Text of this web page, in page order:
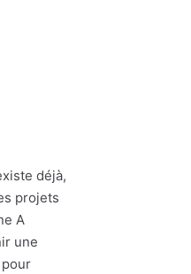
déjà,
projets
A
une
pour